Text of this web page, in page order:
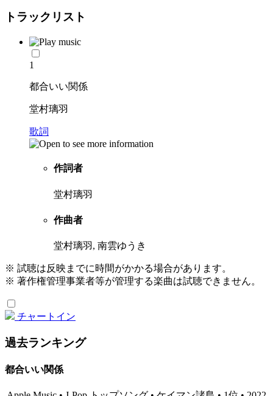
トラックリスト
1
都合いい関係
堂村璃羽
歌詞
作詞者
堂村璃羽
作曲者
堂村璃羽, 南雲ゆうき
※ 試聴は反映までに時間がかかる場合があります。
※ 著作権管理事業者等が管理する楽曲は試聴できません。
チャートイン
過去ランキング
都合いい関係